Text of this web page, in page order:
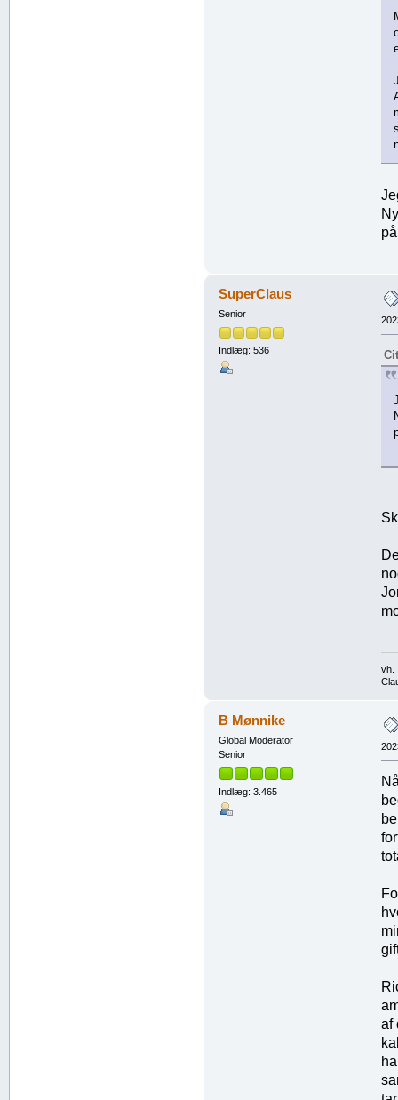
SuperClaus
Senior
Indlæg: 536
vh.
B Mønnike
Global Moderator
Senior
Indlæg: 3.465
af